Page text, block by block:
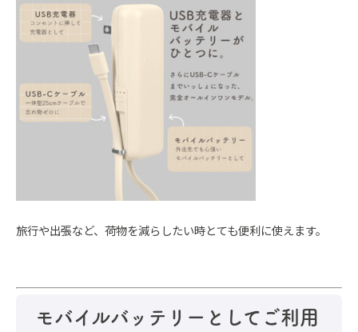
旅行や出張など、荷物を減らしたい時とても便利に使えます。
モバイルバッテリーとしてご利用